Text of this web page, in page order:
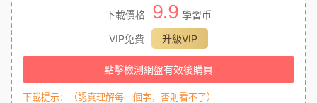
下載價格 9.9 學習币
VIP免費
升級VIP
點擊檢測網盤有效後購買
下載提示：（認真理解每一個字，否則看不了）